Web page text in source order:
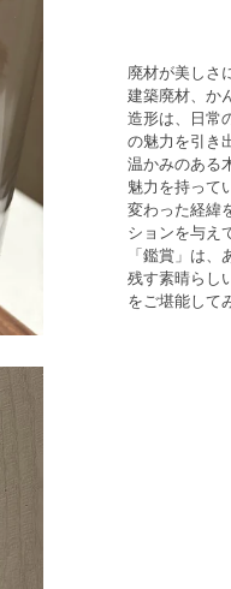
廃材が美しさ
建築廃材、か
造形は、日常
の魅力を引き
温かみのある
魅力を持って
変わった経緯
ションを与え
「鑑賞」は
残す素晴らし
をご堪能して